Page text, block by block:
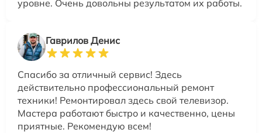
уровне. Очень довольны результатом их работы.
Гаврилов Денис
Спасибо за отличный сервис! Здесь
действительно профессиональный ремонт
техники! Ремонтировал здесь свой телевизор.
Мастера работают быстро и качественно, цены
приятные. Рекомендую всем!